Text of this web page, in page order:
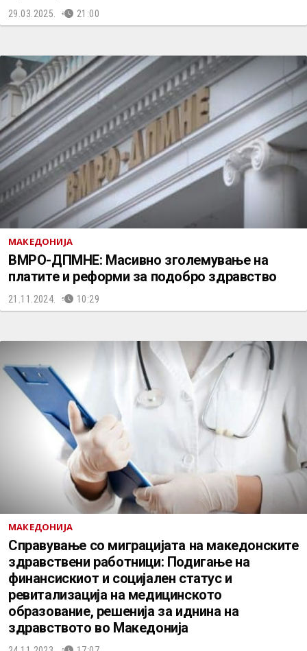
29.03.2025. 21:00
МАКЕДОНИЈА
ВМРО-ДПМНЕ: Mасивно зголемување на
платите и реформи за подобро здравство
21.11.2024. 10:29
МАКЕДОНИЈА
Справување со миграцијата на македонските
здравствени работници: Подигање на
финансискиот и социјален статус и
ревитализација на медицинското
образование, решенија за иднина на
здравството во Македонија